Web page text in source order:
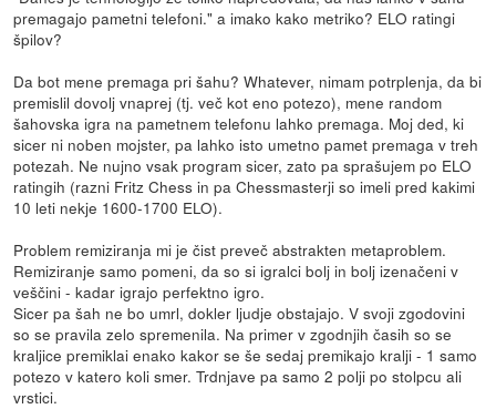
premagajo pametni telefoni." a imako kako metriko? ELO ratingi
špilov?
Da bot mene premaga pri šahu? Whatever, nimam potrplenja, da bi
premislil dovolj vnaprej (tj. več kot eno potezo), mene random
šahovska igra na pametnem telefonu lahko premaga. Moj ded, ki
sicer ni noben mojster, pa lahko isto umetno pamet premaga v treh
potezah. Ne nujno vsak program sicer, zato pa sprašujem po ELO
ratingih (razni Fritz Chess in pa Chessmasterji so imeli pred kakimi
10 leti nekje 1600-1700 ELO).
Problem remiziranja mi je čist preveč abstrakten metaproblem.
Remiziranje samo pomeni, da so si igralci bolj in bolj izenačeni v
veščini - kadar igrajo perfektno igro.
Sicer pa šah ne bo umrl, dokler ljudje obstajajo. V svoji zgodovini
so se pravila zelo spremenila. Na primer v zgodnjih časih so se
kraljice premiklai enako kakor se še sedaj premikajo kralji - 1 samo
potezo v katero koli smer. Trdnjave pa samo 2 polji po stolpcu ali
vrstici.